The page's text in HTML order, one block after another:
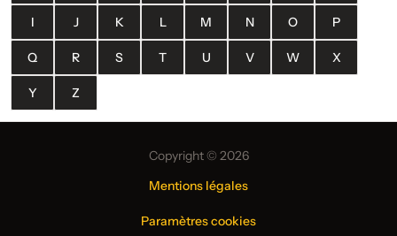
I J K L M N O P
Q R S T U V W X
Y Z
Copyright © 2026
Mentions légales
Paramètres cookies